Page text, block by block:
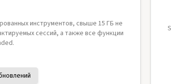
инструментов, свыше 15 ГБ не
сессий, а также все функции